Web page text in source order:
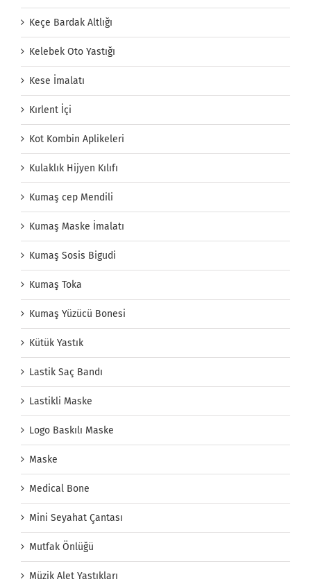
Keçe Bardak Altlığı
Kelebek Oto Yastığı
Kese İmalatı
Kırlent İçi
Kot Kombin Aplikeleri
Kulaklık Hijyen Kılıfı
Kumaş cep Mendili
Kumaş Maske İmalatı
Kumaş Sosis Bigudi
Kumaş Toka
Kumaş Yüzücü Bonesi
Kütük Yastık
Lastik Saç Bandı
Lastikli Maske
Logo Baskılı Maske
Maske
Medical Bone
Mini Seyahat Çantası
Mutfak Önlüğü
Müzik Alet Yastıkları